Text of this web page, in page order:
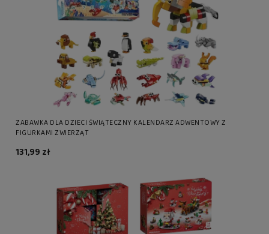
ZABAWKA DLA DZIECI ŚWIĄTECZNY KALENDARZ ADWENTOWY Z
FIGURKAMI ZWIERZĄT
131,99 zł